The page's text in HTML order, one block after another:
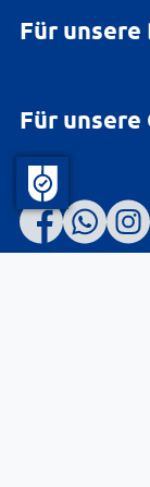
Für
Für unsere